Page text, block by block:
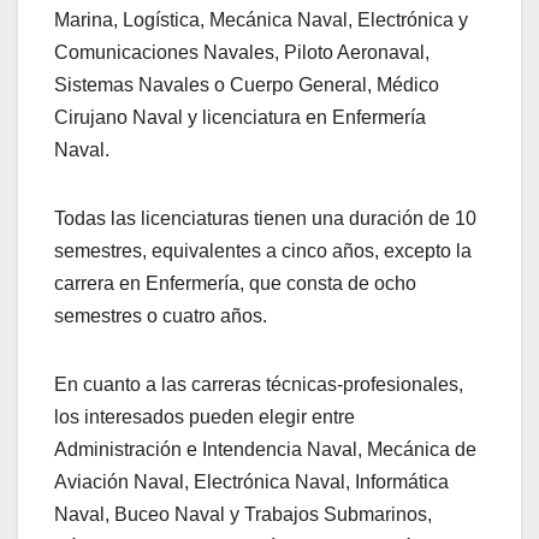
Marina, Logística, Mecánica Naval, Electrónica y
Comunicaciones Navales, Piloto Aeronaval,
Sistemas Navales o Cuerpo General, Médico
Cirujano Naval y licenciatura en Enfermería
Naval.
Todas las licenciaturas tienen una duración de 10
semestres, equivalentes a cinco años, excepto la
carrera en Enfermería, que consta de ocho
semestres o cuatro años.
En cuanto a las carreras técnicas-profesionales,
los interesados pueden elegir entre
Administración e Intendencia Naval, Mecánica de
Aviación Naval, Electrónica Naval, Informática
Naval, Buceo Naval y Trabajos Submarinos,